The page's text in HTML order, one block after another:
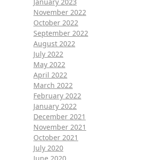
November 2022
October 2022
September 2022
August 2022
July 2022
May 2022
April 2022
March 2022
February 2022
January 2022
December 2021
November 2021
October 2021
July 2020